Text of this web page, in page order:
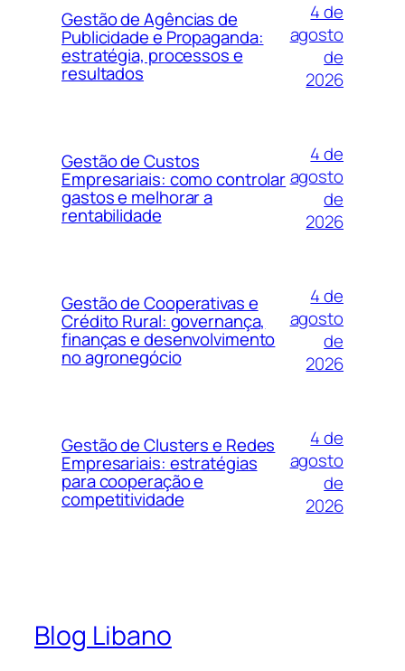
Gestão de Agências de
Publicidade e Propaganda:
estratégia, processos e
resultados
4 de
agosto
de
2026
Gestão de Custos
Empresariais: como controlar
gastos e melhorar a
rentabilidade
4 de
agosto
de
2026
Gestão de Cooperativas e
Crédito Rural: governança,
finanças e desenvolvimento
no agronegócio
4 de
agosto
de
2026
Gestão de Clusters e Redes
Empresariais: estratégias
para cooperação e
competitividade
4 de
agosto
de
2026
Blog Libano